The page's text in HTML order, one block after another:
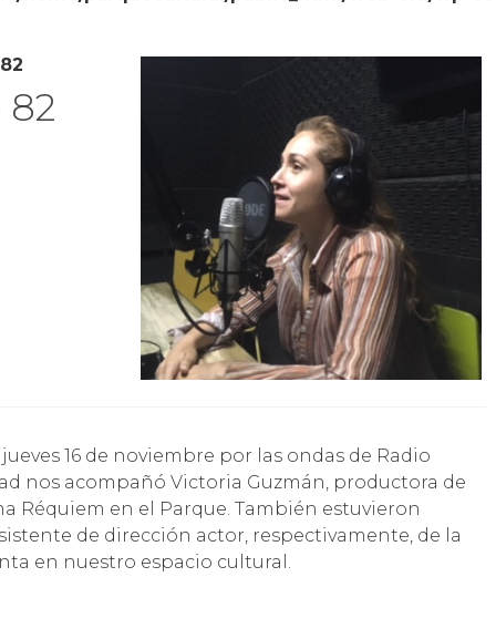
82
nos acompañó Victoria Guzmán, productora de
Réquiem en el Parque. También estuvieron
de dirección actor, respectivamente, de la
en nuestro espacio cultural.